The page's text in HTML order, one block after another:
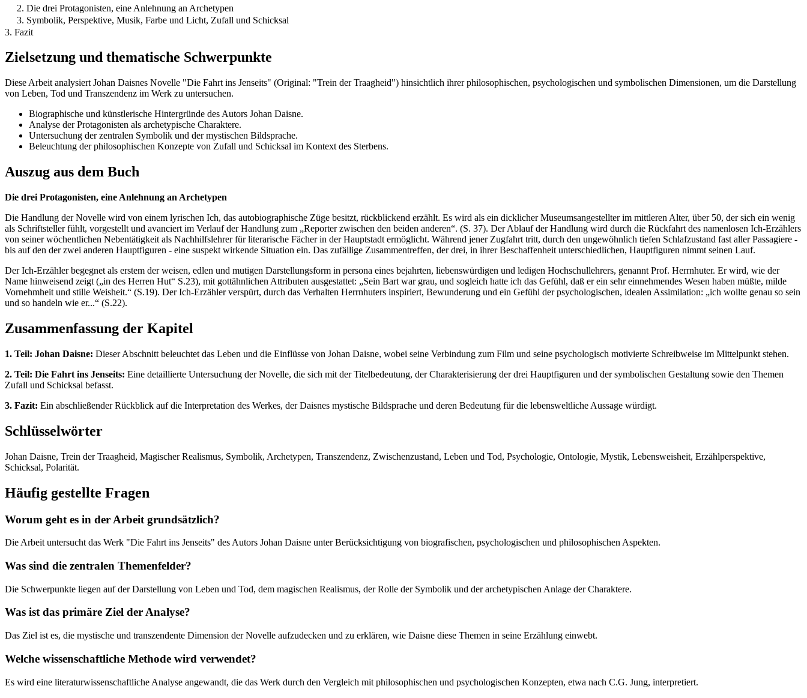
2. Die drei Protagonisten, eine Anlehnung an Archetypen
3. Symbolik, Perspektive, Musik, Farbe und Licht, Zufall und Schicksal
3. Fazit
Zielsetzung und thematische Schwerpunkte
Diese Arbeit analysiert Johan Daisnes Novelle "Die Fahrt ins Jenseits" (Original: "Trein der Traagheid") hinsichtlich ihrer philosophischen, psychologischen und symbolischen Dimensionen, um die Darstellung
von Leben, Tod und Transzendenz im Werk zu untersuchen.
Biographische und künstlerische Hintergründe des Autors Johan Daisne.
Analyse der Protagonisten als archetypische Charaktere.
Untersuchung der zentralen Symbolik und der mystischen Bildsprache.
Beleuchtung der philosophischen Konzepte von Zufall und Schicksal im Kontext des Sterbens.
Auszug aus dem Buch
Die drei Protagonisten, eine Anlehnung an Archetypen
Die Handlung der Novelle wird von einem lyrischen Ich, das autobiographische Züge besitzt, rückblickend erzählt. Es wird als ein dicklicher Museumsangestellter im mittleren Alter, über 50, der sich ein wenig
als Schriftsteller fühlt, vorgestellt und avanciert im Verlauf der Handlung zum „Reporter zwischen den beiden anderen“. (S. 37). Der Ablauf der Handlung wird durch die Rückfahrt des namenlosen Ich-Erzählers
von seiner wöchentlichen Nebentätigkeit als Nachhilfslehrer für literarische Fächer in der Hauptstadt ermöglicht. Während jener Zugfahrt tritt, durch den ungewöhnlich tiefen Schlafzustand fast aller Passagiere -
bis auf den der zwei anderen Hauptfiguren - eine suspekt wirkende Situation ein. Das zufällige Zusammentreffen, der drei, in ihrer Beschaffenheit unterschiedlichen, Hauptfiguren nimmt seinen Lauf.
Der Ich-Erzähler begegnet als erstem der weisen, edlen und mutigen Darstellungsform in persona eines bejahrten, liebenswürdigen und ledigen Hochschullehrers, genannt Prof. Herrnhuter. Er wird, wie der
Name hinweisend zeigt („in des Herren Hut“ S.23), mit gottähnlichen Attributen ausgestattet: „Sein Bart war grau, und sogleich hatte ich das Gefühl, daß er ein sehr einnehmendes Wesen haben müßte, milde
Vornehmheit und stille Weisheit.“ (S.19). Der Ich-Erzähler verspürt, durch das Verhalten Herrnhuters inspiriert, Bewunderung und ein Gefühl der psychologischen, idealen Assimilation: „ich wollte genau so sein
und so handeln wie er...“ (S.22).
Zusammenfassung der Kapitel
1. Teil: Johan Daisne: Dieser Abschnitt beleuchtet das Leben und die Einflüsse von Johan Daisne, wobei seine Verbindung zum Film und seine psychologisch motivierte Schreibweise im Mittelpunkt stehen.
2. Teil: Die Fahrt ins Jenseits: Eine detaillierte Untersuchung der Novelle, die sich mit der Titelbedeutung, der Charakterisierung der drei Hauptfiguren und der symbolischen Gestaltung sowie den Themen
Zufall und Schicksal befasst.
3. Fazit: Ein abschließender Rückblick auf die Interpretation des Werkes, der Daisnes mystische Bildsprache und deren Bedeutung für die lebensweltliche Aussage würdigt.
Schlüsselwörter
Johan Daisne, Trein der Traagheid, Magischer Realismus, Symbolik, Archetypen, Transzendenz, Zwischenzustand, Leben und Tod, Psychologie, Ontologie, Mystik, Lebensweisheit, Erzählperspektive,
Schicksal, Polarität.
Häufig gestellte Fragen
Worum geht es in der Arbeit grundsätzlich?
Die Arbeit untersucht das Werk "Die Fahrt ins Jenseits" des Autors Johan Daisne unter Berücksichtigung von biografischen, psychologischen und philosophischen Aspekten.
Was sind die zentralen Themenfelder?
Die Schwerpunkte liegen auf der Darstellung von Leben und Tod, dem magischen Realismus, der Rolle der Symbolik und der archetypischen Anlage der Charaktere.
Was ist das primäre Ziel der Analyse?
Das Ziel ist es, die mystische und transzendente Dimension der Novelle aufzudecken und zu erklären, wie Daisne diese Themen in seine Erzählung einwebt.
Welche wissenschaftliche Methode wird verwendet?
Es wird eine literaturwissenschaftliche Analyse angewandt, die das Werk durch den Vergleich mit philosophischen und psychologischen Konzepten, etwa nach C.G. Jung, interpretiert.